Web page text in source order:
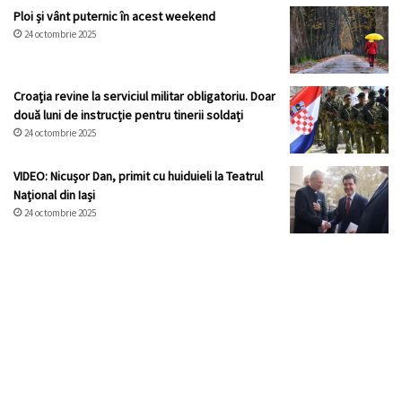
Ploi și vânt puternic în acest weekend
24 octombrie 2025
Croaţia revine la serviciul militar obligatoriu. Doar
două luni de instrucție pentru tinerii soldați
24 octombrie 2025
VIDEO: Nicușor Dan, primit cu huiduieli la Teatrul
Național din Iași
24 octombrie 2025